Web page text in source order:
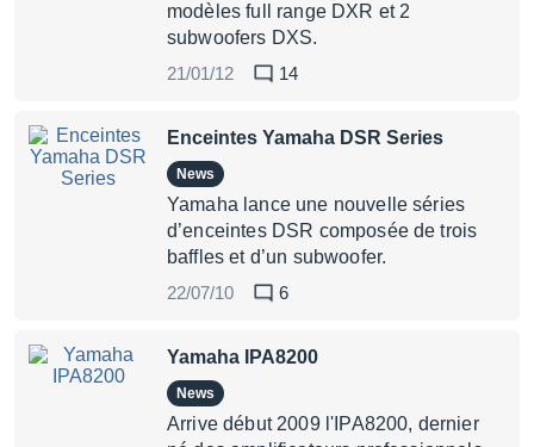
modèles full range DXR et 2
subwoofers DXS.
21/01/12
14
Enceintes Yamaha DSR Series
News
Yamaha lance une nouvelle séries
d’enceintes DSR composée de trois
baffles et d’un subwoofer.
22/07/10
6
Yamaha IPA8200
News
Arrive début 2009 l'IPA8200, dernier